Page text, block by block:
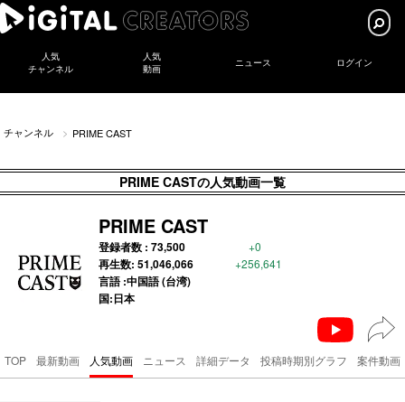
人気
チャンネル
人気
動画
ニュース ログイン
チャンネル PRIME CAST
PRIME CASTの人気動画一覧
PRIME CAST
登録者数 : 73,500 +0
再生数: 51,046,066 +256,641
言語 :中国語 (台湾)
国:日本
TOP 最新動画 人気動画 ニュース 詳細データ 投稿時期別グラフ 案件動画